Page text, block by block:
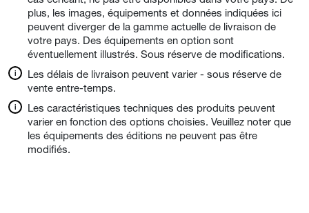
plus, les images, équipements et données indiquées ici
peuvent diverger de la gamme actuelle de livraison de
votre pays. Des équipements en option sont
éventuellement illustrés. Sous réserve de modifications.
Les délais de livraison peuvent varier - sous réserve de
vente entre-temps.
Les caractéristiques techniques des produits peuvent
varier en fonction des options choisies. Veuillez noter que
les équipements des éditions ne peuvent pas être
modifiés.